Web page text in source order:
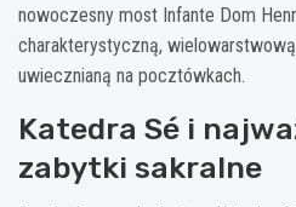
nowoczesny most Infante Dom
charakterystyczną,
uwiecznianą na pocztówkach.
Katedra Sé i
zabytki sakralne